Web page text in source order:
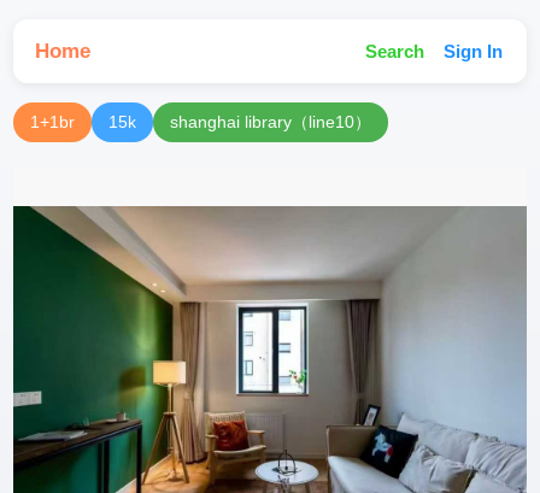
Home Search Sign In
1+1br 15k shanghai library（line10）